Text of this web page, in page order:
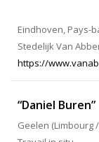
Eindhoven, Pays-
Stedelijk Van
https://
“Daniel Buren”
Geelen (Limbourg